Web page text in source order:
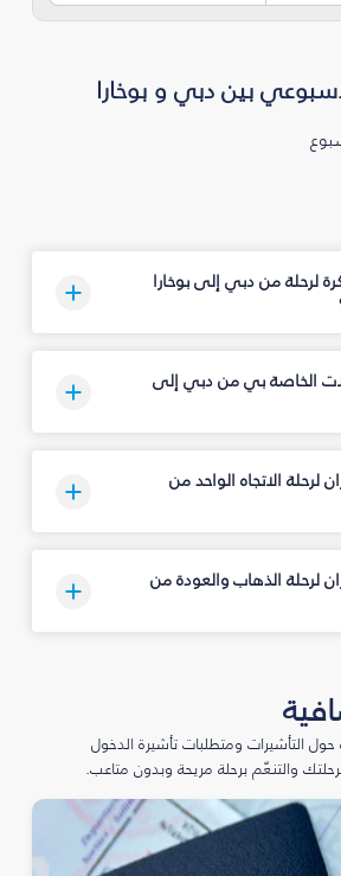
بين دبي و بوخارا
لرحلة من دبي إلى بوخارا
الخاصة بي من دبي إلى
لرحلة الاتجاه الواحد من
لرحلة الذهاب والعودة من
التأشيرات ومتطلبات تأشيرة الدخول
والتنعّم برحلة مريحة وبدون متاعب.